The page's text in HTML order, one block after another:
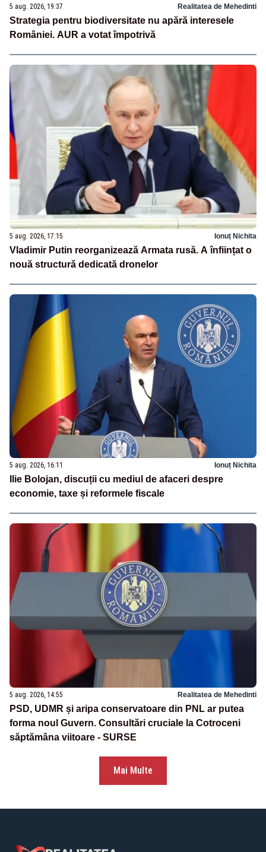
5 aug. 2026, 19:37 Realitatea de Mehedinti
Strategia pentru biodiversitate nu apără interesele
României. AUR a votat împotrivă
5 aug. 2026, 17:15 Ionuț Nichita
Vladimir Putin reorganizează Armata rusă. A înființat o
nouă structură dedicată dronelor
5 aug. 2026, 16:11 Ionuț Nichita
Ilie Bolojan, discuții cu mediul de afaceri despre
economie, taxe și reformele fiscale
5 aug. 2026, 14:55 Realitatea de Mehedinti
PSD, UDMR și aripa conservatoare din PNL ar putea
forma noul Guvern. Consultări cruciale la Cotroceni
săptămâna viitoare - SURSE
Mai Multe